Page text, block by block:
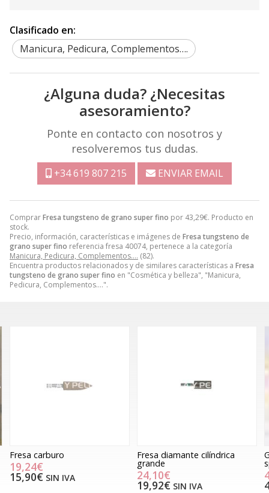
ComprarFresa tungsteno de grano super fino por 43,29€. Producto en
stock.
Precio, información, características e imágenes de Fresa tungsteno de
grano super fino referencia fresa 40074, pertenece a la categoría
Manicura, Pedicura, Complementos…. (82).
Encuentra productos relacionados y de similares características a Fresa
tungsteno de grano super fino en "Cosmética y belleza", "Manicura,
Pedicura, Complementos….".
Clasificado en:
Manicura, Pedicura, Complementos….
¿Alguna duda? ¿Necesitas
asesoramiento?
Ponte en contacto con nosotros y
resolveremos tus dudas.
+34 619 807 215 ENVIAR EMAIL
Fresa diamante cilíndrica
grande
24,10€
19,92€
Gel-Ohh! Milk & Honey jelly
spa, para pedicura
4,99€
4,12€ SIN IVA